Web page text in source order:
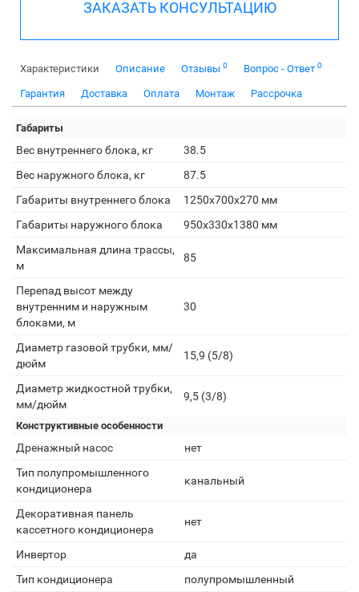
ЗАКАЗАТЬ КОНСУЛЬТАЦИЮ
Характеристики Описание Отзывы 0 Вопрос - Ответ 0
Гарантия Доставка Оплата Монтаж Рассрочка
Габариты
Вес внутреннего блока, кг
38.5
Вес наружного блока, кг
87.5
Габариты внутреннего блока
1250x700x270 мм
Габариты наружного блока
950x330x1380 мм
Максимальная длина трассы,
м
85
Перепад высот между
внутренним и наружным
блоками, м
30
Диаметр газовой трубки, мм/
дюйм
15,9 (5/8)
Диаметр жидкостной трубки,
мм/дюйм
9,5 (3/8)
Конструктивные особенности
Дренажный насос
нет
Тип полупромышленного
кондиционера
канальный
Декоративная панель
кассетного кондиционера
нет
Инвертор
да
Тип кондиционера
полупромышленный